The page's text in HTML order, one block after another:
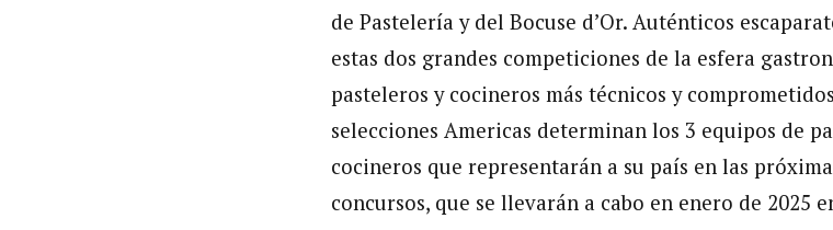
de Pastelería y del Bocuse d’Or. Auténticos
estas dos grandes competiciones de la esfera
pasteleros y cocineros más técnicos y
selecciones Americas determinan los 3 equipos de
cocineros que representarán a su país en las
concursos, que se llevarán a cabo en enero de 2025